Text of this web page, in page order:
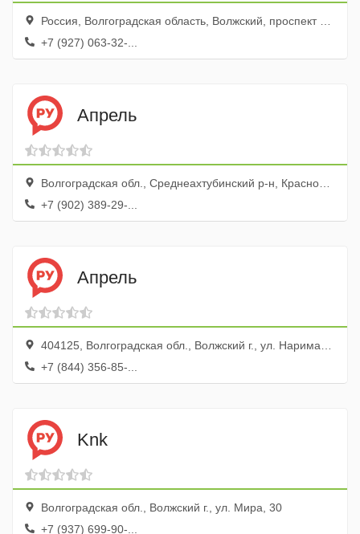
Россия, Волгоградская область, Волжский, проспект Ленина, 203
+7 (927) 063-32-...
Апрель
Волгоградская обл., Среднеахтубинский р-н, Краснослободск г., ул. Ленина, 83а
+7 (902) 389-29-...
Апрель
404125, Волгоградская обл., Волжский г., ул. Нариманова, 2
+7 (844) 356-85-...
Knk
Волгоградская обл., Волжский г., ул. Мира, 30
+7 (937) 699-90-...